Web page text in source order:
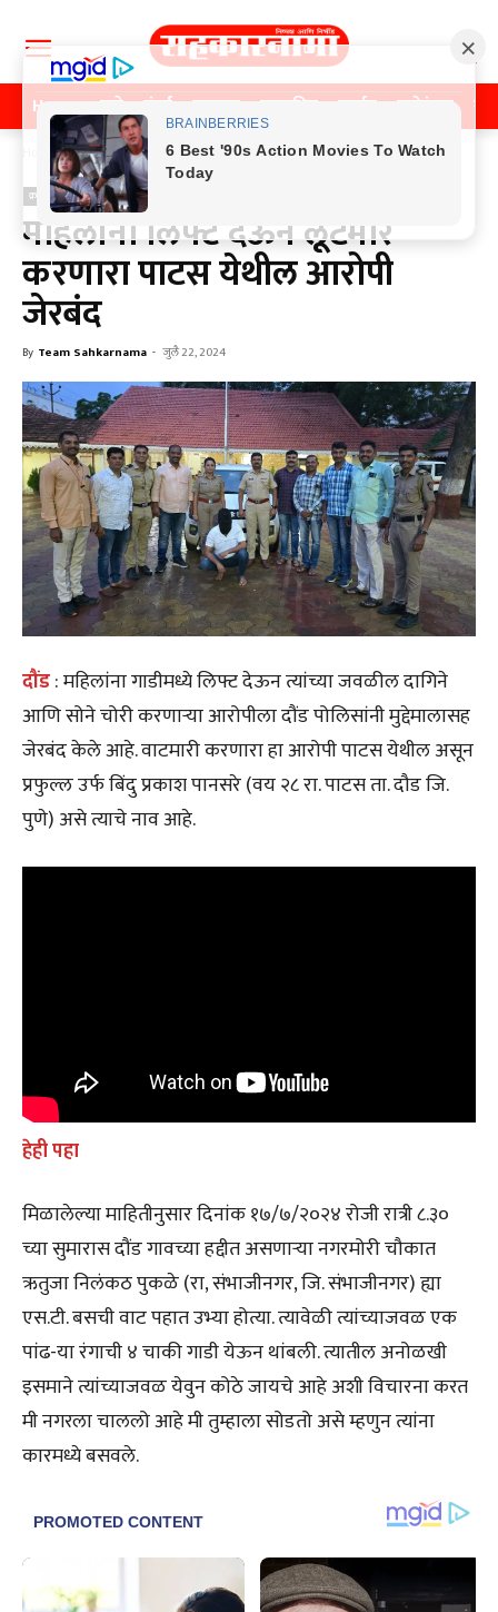
Home पुणे मुंबई महाराष्ट्र राजकीय क्राईम मनोरंजन
Home क्राईम
क्राईम
महिलांना लिफ्ट देऊन लूटमार
करणारा पाटस येथील आरोपी
जेरबंद
By Team Sahkarnama - जुलै 22, 2024
दौंड: महिलांना गाडीमध्ये लिफ्ट देऊन त्यांच्या जवळील दागिने
आणि सोने चोरी करणाऱ्या आरोपीला दौंड पोलिसांनी मुद्देमालासह
जेरबंद केले आहे. वाटमारी करणारा हा आरोपी पाटस येथील असून
प्रफुल्ल उर्फ बिंदु प्रकाश पानसरे (वय २८ रा. पाटस ता. दौड जि.
पुणे) असे त्याचे नाव आहे.
हेही पहा
मिळालेल्या माहितीनुसार दिनांक १७/७/२०२४ रोजी रात्री ८.३०
च्या सुमारास दौंड गावच्या हद्दीत असणाऱ्या नगरमोरी चौकात
ऋतुजा निलंकठ पुकळे (रा, संभाजीनगर, जि. संभाजीनगर) ह्या
एस.टी. बसची वाट पहात उभ्या होत्या. त्यावेळी त्यांच्याजवळ एक
पांढ-या रंगाची ४ चाकी गाडी येऊन थांबली. त्यातील अनोळखी
इसमाने त्यांच्याजवळ येवुन कोठे जायचे आहे अशी विचारना करत
मी नगरला चाललो आहे मी तुम्हाला सोडतो असे म्हणुन त्यांना
कारमध्ये बसवले.